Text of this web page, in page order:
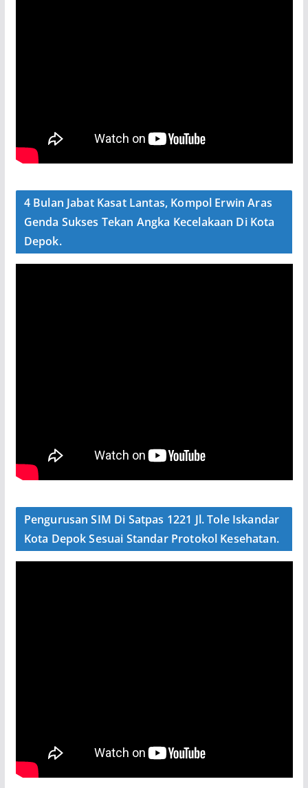
4 Bulan Jabat Kasat Lantas, Kompol Erwin Aras
Genda Sukses Tekan Angka Kecelakaan Di Kota
Depok.
Pengurusan SIM Di Satpas 1221 Jl. Tole Iskandar
Kota Depok Sesuai Standar Protokol Kesehatan.